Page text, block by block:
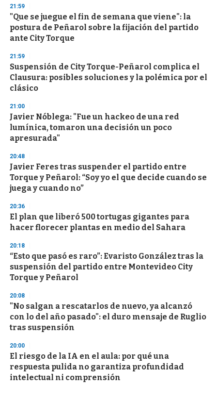
d
s
o
f
3
s
e
c
o
n
21:59
"Que se juegue el fin de semana que viene": la
postura de Peñarol sobre la fijación del partido
ante City Torque
21:59
Suspensión de City Torque-Peñarol complica el
Clausura: posibles soluciones y la polémica por el
clásico
21:00
Javier Nóblega: "Fue un hackeo de una red
lumínica, tomaron una decisión un poco
apresurada"
20:48
Javier Feres tras suspender el partido entre
Torque y Peñarol: “Soy yo el que decide cuando se
juega y cuando no”
20:36
El plan que liberó 500 tortugas gigantes para
hacer florecer plantas en medio del Sahara
20:18
“Esto que pasó es raro”: Evaristo González tras la
suspensión del partido entre Montevideo City
Torque y Peñarol
20:08
"No salgan a rescatarlos de nuevo, ya alcanzó
con lo del año pasado": el duro mensaje de Ruglio
tras suspensión
20:00
El riesgo de la IA en el aula: por qué una
respuesta pulida no garantiza profundidad
intelectual ni comprensión